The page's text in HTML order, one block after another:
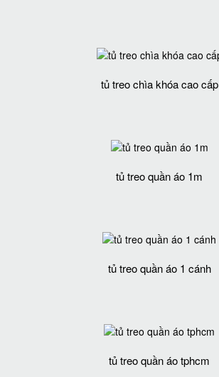
tủ treo chìa khóa cao cấp
tủ treo quần áo 1m
tủ treo quần áo 1 cánh
tủ treo quần áo tphcm